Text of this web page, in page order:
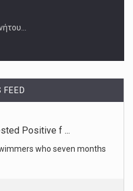
FEED
of Su ...
a late-night deal that